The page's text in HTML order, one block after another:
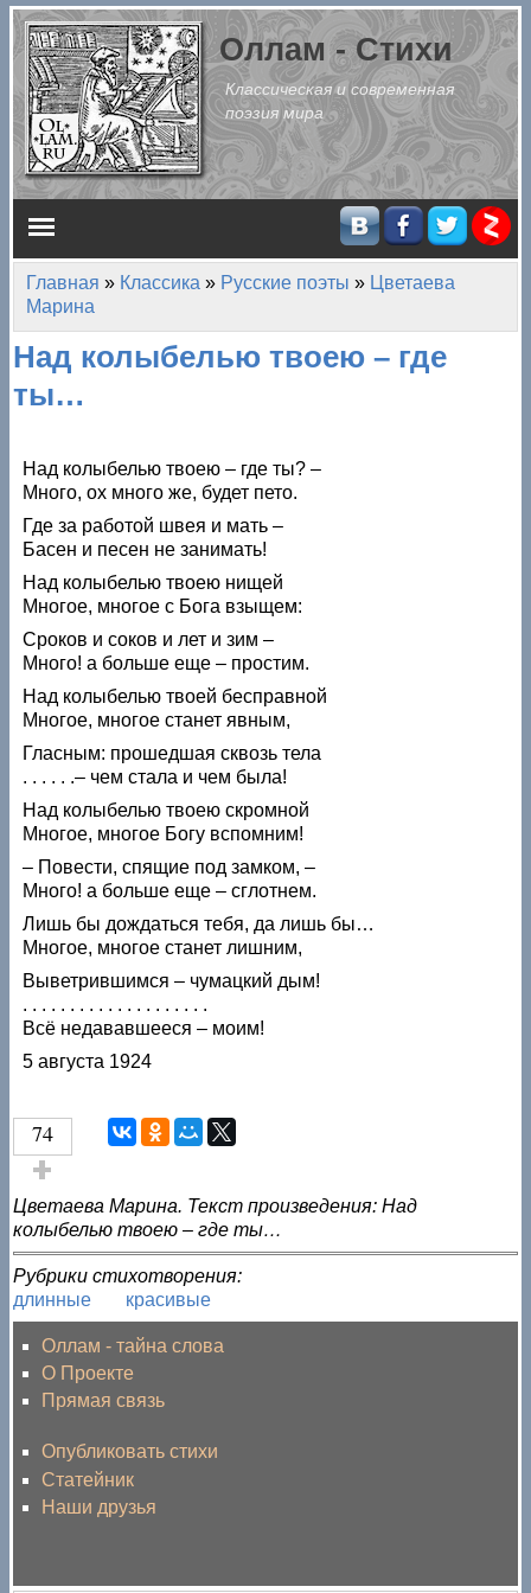
Перейти к основному содержанию
Оллам - Стихи
Классическая и современная
поэзия мира
Главное меню
Вы здесь
Главная » Классика » Русские поэты » Цветаева
Марина
Над колыбелью твоею – где
ты…
Над колыбелью твоею – где ты? –
Много, ох много же, будет пето.
Где за работой швея и мать –
Басен и песен не занимать!
Над колыбелью твоею нищей
Многое, многое с Бога взыщем:
Сроков и соков и лет и зим –
Много! а больше еще – простим.
Над колыбелью твоей бесправной
Многое, многое станет явным,
Гласным: прошедшая сквозь тела
. . . . . .– чем стала и чем была!
Над колыбелью твоею скромной
Многое, многое Богу вспомним!
– Повести, спящие под замком, –
Много! а больше еще – сглотнем.
Лишь бы дождаться тебя, да лишь бы…
Многое, многое станет лишним,
Выветрившимся – чумацкий дым!
. . . . . . . . . . . . . . . . . . . .
Всё недававшееся – моим!
5 августа 1924
74
Голос за!
Цветаева Марина. Текст произведения: Над
колыбелью твоею – где ты…
Рубрики стихотворения:
длинные
красивые
Оллам - тайна слова
О Проекте
Прямая связь
Опубликовать стихи
Статейник
Наши друзья